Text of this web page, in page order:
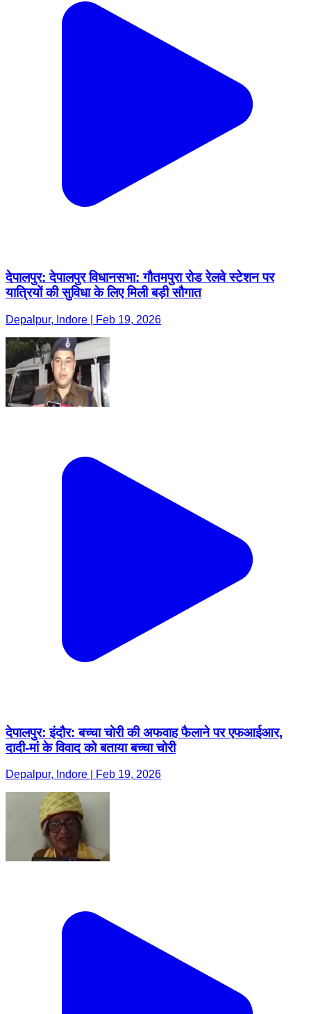
देपालपुर: देपालपुर विधानसभा: गौतमपुरा रोड रेलवे स्टेशन पर
यात्रियों की सुविधा के लिए मिली बड़ी सौगात
Depalpur, Indore | Feb 19, 2026
देपालपुर: इंदौर: बच्चा चोरी की अफवाह फैलाने पर एफआईआर,
दादी-मां के विवाद को बताया बच्चा चोरी
Depalpur, Indore | Feb 19, 2026